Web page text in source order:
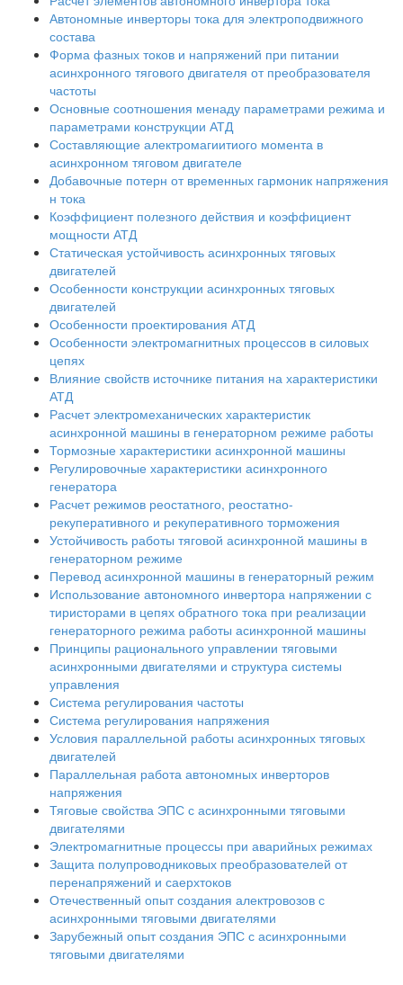
Автономные инверторы тока для электроподвижного
состава
Форма фазных токов и напряжений при питании
асинхронного тягового двигателя от преобразователя
частоты
Основные соотношения менаду параметрами режима и
параметрами конструкции АТД
Составляющие алектромагиитиого момента в
асинхронном тяговом двигателе
Добавочные потерн от временных гармоник напряжения
н тока
Коэффициент полезного действия и коэффициент
мощности АТД
Статическая устойчивость асинхронных тяговых
двигателей
Особенности конструкции асинхронных тяговых
двигателей
Особенности проектирования АТД
Особенности электромагнитных процессов в силовых
цепях
Влияние свойств источнике питания на характеристики
АТД
Расчет электромеханических характеристик
асинхронной машины в генераторном режиме работы
Тормозные характеристики асинхронной машины
Регулировочные характеристики асинхронного
генератора
Расчет режимов реостатного, реостатно-
рекуперативного и рекуперативного торможения
Устойчивость работы тяговой асинхронной машины в
генераторном режиме
Перевод асинхронной машины в генераторный режим
Использование автономного инвертора напряжении с
тиристорами в цепях обратного тока при реализации
генераторного режима работы асинхронной машины
Принципы рационального управлении тяговыми
асинхронными двигателями и структура системы
управления
Система регулирования частоты
Система регулирования напряжения
Условия параллельной работы асинхронных тяговых
двигателей
Параллельная работа автономных инверторов
напряжения
Тяговые свойства ЭПС с асинхронными тяговыми
двигателями
Электромагнитные процессы при аварийных режимах
Защита полупроводниковых преобразователей от
перенапряжений и саерхтоков
Отечественный опыт создания алектровозов с
асинхронными тяговыми двигателями
Зарубежный опыт создания ЭПС с асинхронными
тяговыми двигателями